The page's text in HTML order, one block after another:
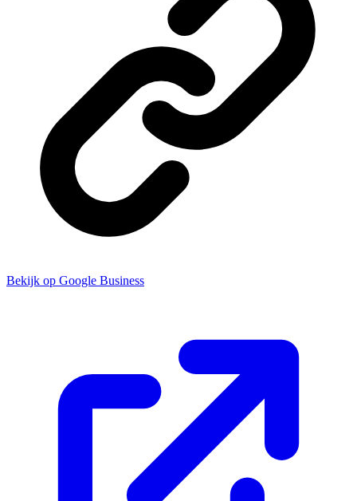
Bekijk op Google Business